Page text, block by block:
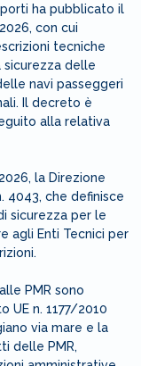
ha pubblicato il
con cui
tecniche
sicurezza delle
navi passeggeri
Il decreto è
alla relativa
la Direzione
4043, che definisce
sicurezza per le
agli Enti Tecnici per
PMR sono
UE n. 1177/2010
via mare e la
delle PMR,